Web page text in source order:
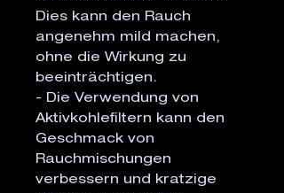
Dies kann den Rauch
angenehm mild machen,
ohne die Wirkung zu
beeinträchtigen.
- Die Verwendung von
Aktivkohlefiltern kann den
Geschmack von
Rauchmischungen
verbessern und kratzige